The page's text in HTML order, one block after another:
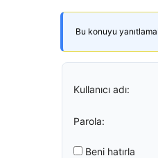
Bu konuyu
Kullanıcı adı:
Parola:
Beni hatırla